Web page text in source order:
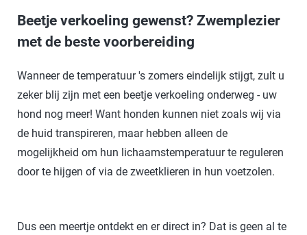
Beetje verkoeling gewenst? Zwemplezier
met de beste voorbereiding
Wanneer de temperatuur 's zomers eindelijk stijgt, zult u
zeker blij zijn met een beetje verkoeling onderweg - uw
hond nog meer! Want honden kunnen niet zoals wij via
de huid transpireren, maar hebben alleen de
mogelijkheid om hun lichaamstemperatuur te reguleren
door te hijgen of via de zweetklieren in hun voetzolen.
Dus een meertje ontdekt en er direct in? Dat is geen al te